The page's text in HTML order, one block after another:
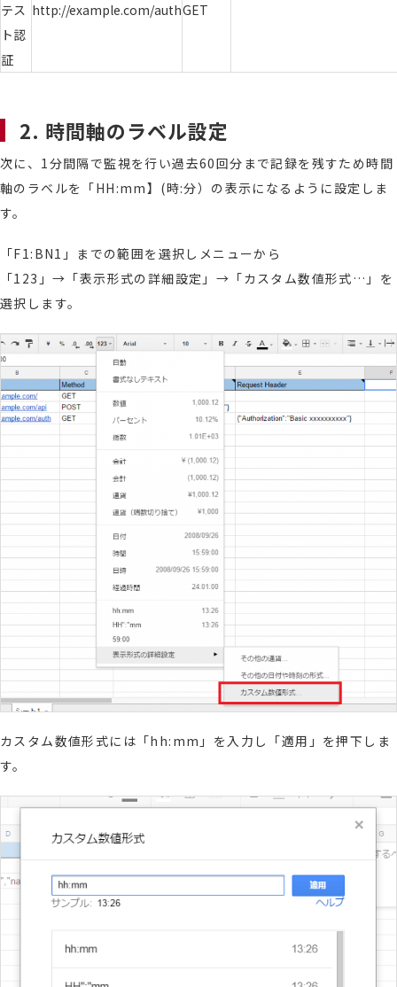
テス
ト認
証
http://example.com/authGET
2. 時間軸のラベル設定
次に、1分間隔で監視を行い過去60回分まで記録を残すため時間
軸のラベルを「HH:mm】(時:分）の表示になるように設定しま
す。
「F1:BN1」までの範囲を選択しメニューから
「123」→「表示形式の詳細設定」→「カスタム数値形式…」を
選択します。
カスタム数値形式には「hh:mm」を入力し「適用」を押下しま
す。